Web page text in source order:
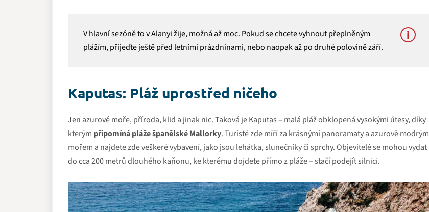
V hlavní sezóně to v Alanyi žije, možná až moc. Pokud se chcete vyhnout přeplněným
plážím, přijeďte ještě před letními prázdninami, nebo naopak až po druhé polovině září.
Kaputas: Pláž uprostřed ničeho
Jen azurové moře, příroda, klid a jinak nic. Taková je Kaputas – malá pláž obklopená vysokými útesy, díky
kterým připomíná pláže španělské Mallorky. Turisté zde míří za krásnými panoramaty a azurově modrým
mořem a najdete zde veškeré vybavení, jako jsou lehátka, slunečníky či sprchy. Objevitelé se mohou vydat
do cca 200 metrů dlouhého kaňonu, ke kterému dojdete přímo z pláže – stačí podejít silnici.